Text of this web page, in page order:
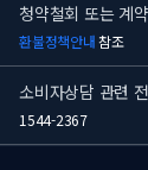
청약철회 또는 계
환불정책안내참조
소비자상담 관련
1544-2367